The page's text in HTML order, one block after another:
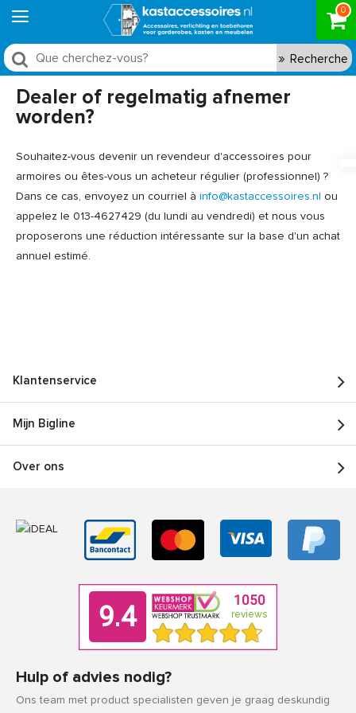
0
Recherche
Dealer of regelmatig afnemer
worden?
Souhaitez-vous devenir un revendeur d'accessoires pour
armoires ou êtes-vous un acheteur régulier (professionnel) ?
Dans ce cas, envoyez un courriel à info@kastaccessoires.nl
ou
appelez le 013-4627429 (du lundi au vendredi) et nous vous
proposerons une réduction intéressante sur la base d'un achat
annuel estimé.
Klantenservice
Mijn Bigline
Over ons
Hulp of advies nodig?
Ons team met product specialisten geven je graag deskundig